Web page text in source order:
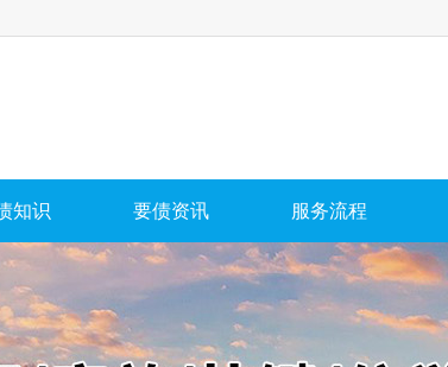
知识 要债资讯 服务流程